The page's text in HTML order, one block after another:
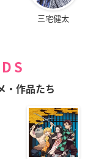
三宅健太
・作品たち